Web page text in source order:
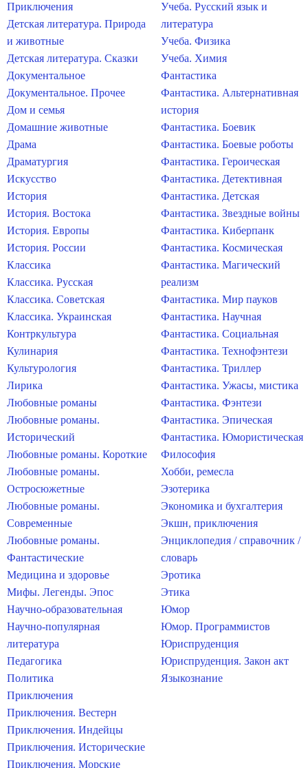
Приключения
Детская литература. Природа
и животные
Детская литература. Сказки
Документальное
Документальное. Прочее
Дом и семья
Домашние животные
Драма
Драматургия
Искусство
История
История. Востока
История. Европы
История. России
Классика
Классика. Русская
Классика. Советская
Классика. Украинская
Контркультура
Кулинария
Культурология
Лирика
Любовные романы
Любовные романы.
Исторический
Любовные романы. Короткие
Любовные романы.
Остросюжетные
Любовные романы.
Современные
Любовные романы.
Фантастические
Медицина и здоровье
Мифы. Легенды. Эпос
Научно-образовательная
Научно-популярная
литература
Педагогика
Политика
Приключения
Приключения. Вестерн
Приключения. Индейцы
Приключения. Исторические
Приключения. Морские
Учеба. Русский язык и
литература
Учеба. Физика
Учеба. Химия
Фантастика
Фантастика. Альтернативная
история
Фантастика. Боевик
Фантастика. Боевые роботы
Фантастика. Героическая
Фантастика. Детективная
Фантастика. Детская
Фантастика. Звездные войны
Фантастика. Киберпанк
Фантастика. Космическая
Фантастика. Магический
реализм
Фантастика. Мир пауков
Фантастика. Научная
Фантастика. Социальная
Фантастика. Технофэнтези
Фантастика. Триллер
Фантастика. Ужасы, мистика
Фантастика. Фэнтези
Фантастика. Эпическая
Фантастика. Юмористическая
Философия
Хобби, ремесла
Эзотерика
Экономика и бухгалтерия
Экшн, приключения
Энциклопедия / справочник /
словарь
Эротика
Этика
Юмор
Юмор. Программистов
Юриспруденция
Юриспруденция. Закон акт
Языкознание